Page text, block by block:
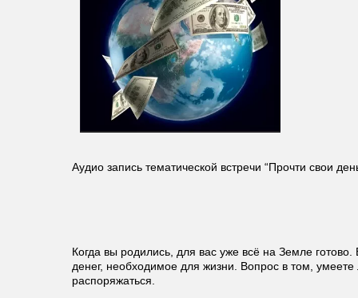
Аудио запись тематической встречи “Прочти свои
Когда вы родились, для вас уже всё на Земле готово.
денег, необходимое для жизни. Вопрос в том,
распоряжаться.